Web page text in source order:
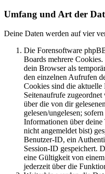
Umfang und Art der
Deine Daten werden auf vier
Die Forensoftware
Boards mehrere
dein Browser als
den einzelnen Aufrufen
Cookies sind die
Seitenaufrufe
über die von dir
gelesen/ungelesen;
Informationen über
nicht angemeldet bist)
Benutzer-ID, ein
Session-ID gespeichert.
eine Gültigkeit von
jederzeit über die